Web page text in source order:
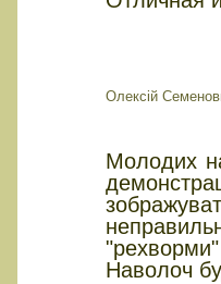
Олексій
Молодих
"рехворми"
Наволоч